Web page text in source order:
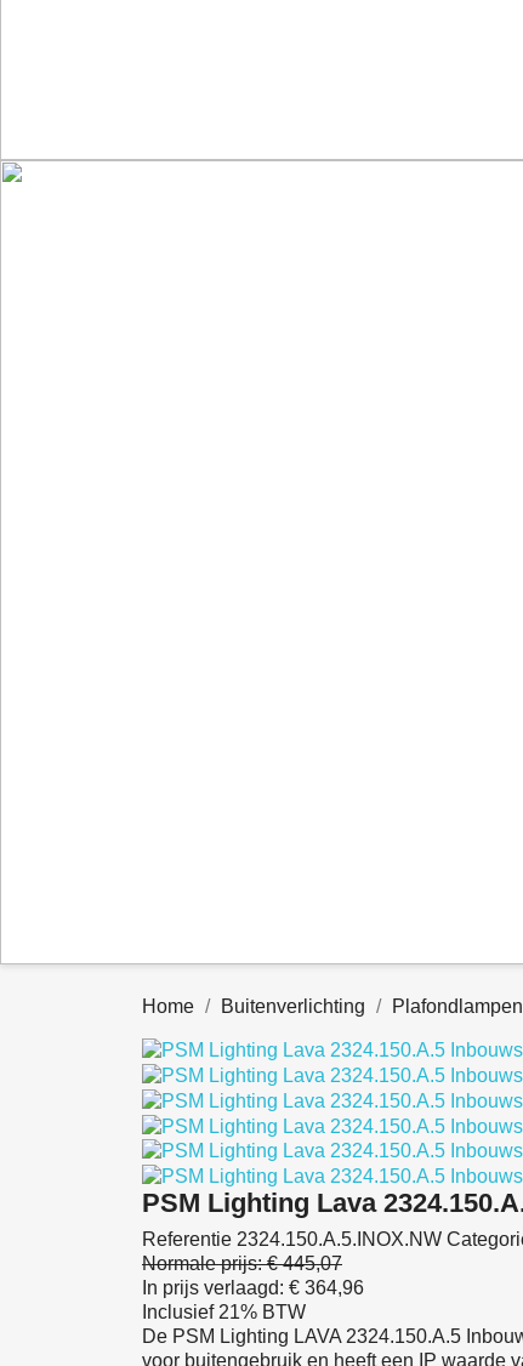
Home Buitenverlichting
PSM Lighting Lava
Referentie 2324.150.A.5.INOX.NW
Normale prijs:€ 445,07
In prijs verlaagd: € 364,96
Inclusief 21% BTW
De PSM Lighting LAVA 2324.150.A.5
voor buitengebruik en heeft een IP waarde